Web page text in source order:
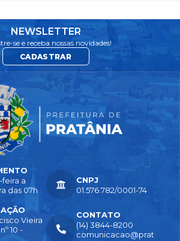
NEWSLETTER
se e receba nossas novidades!
CADASTRAR
Vieira
10 -
CONTATO
(14) 3844-8200
comunicacao@prat
a
das 07h
CNPJ
01.576.782/0001-74